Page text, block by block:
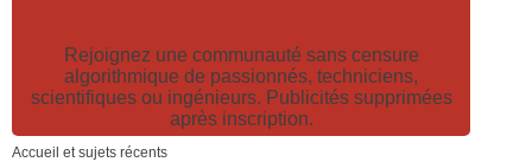
Rejoignez une communauté sans censure
algorithmique de passionnés, techniciens,
scientifiques ou ingénieurs. Publicités supprimées
après inscription.
Accueil et sujets récents